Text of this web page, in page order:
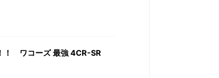
！ ワコーズ 最強 4CR-SR